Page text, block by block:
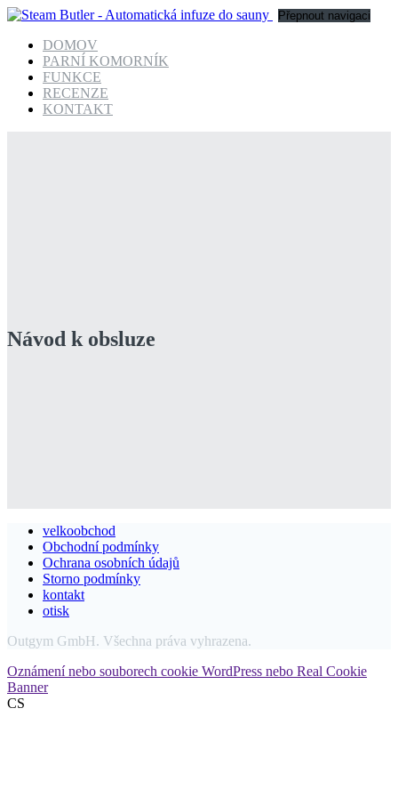
Přepnout navigaci
DOMOV
PARNÍ KOMORNÍK
FUNKCE
RECENZE
KONTAKT
Návod k obsluze
velkoobchod
Obchodní podmínky
Ochrana osobních údajů
Storno podmínky
kontakt
otisk
Outgym GmbH. Všechna práva vyhrazena.
Oznámení nebo souborech cookie WordPress nebo Real Cookie
Banner
CS